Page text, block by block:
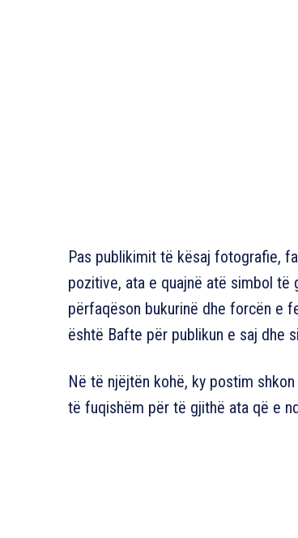
Pas publikimit të kësaj fotografie,
pozitive, ata e quajnë atë simbol
përfaqëson bukurinë dhe forcën e
është Bafte për publikun e saj dhe
Në të njëjtën kohë, ky postim
të fuqishëm për të gjithë ata që e